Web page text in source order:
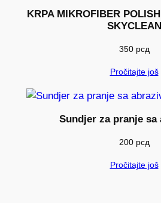
KRPA MIKROFIBER
SKYCLEAN
350 рсд
Pročitajte još
Sundjer za pranje sa
200 рсд
Pročitajte još